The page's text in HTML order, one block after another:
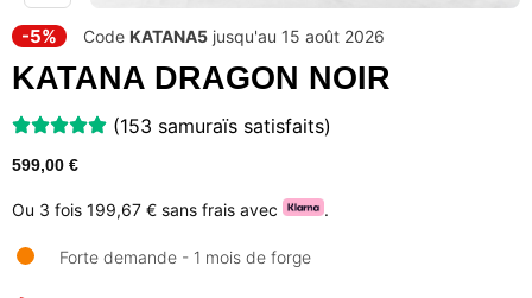
-5% Code KATANA5 jusqu'au 15 août 2026
KATANA DRAGON NOIR
(153 samuraïs satisfaits)
599,00 €
Ou 3 fois 199,67 € sans frais avec .
Forte demande - 1 mois de forge